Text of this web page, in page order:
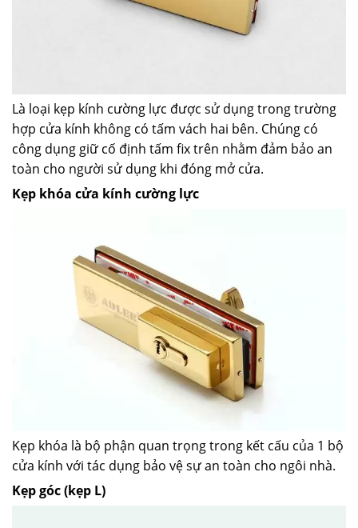
Là loại kẹp kính cường lực được sử dụng trong trường
hợp cửa kính không có tấm vách hai bên. Chúng có
công dụng giữ cố định tấm fix trên nhằm đảm bảo an
toàn cho người sử dụng khi đóng mở cửa.
Kẹp khóa cửa kính cường lực
Kẹp khóa là bộ phận quan trọng trong kết cấu của 1 bộ
cửa kính với tác dụng bảo vệ sự an toàn cho ngôi nhà.
Kẹp góc (kẹp L)